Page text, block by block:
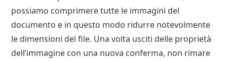
possiamo comprimere tutte le immagini del
documento e in questo modo ridurre notevolmente
le dimensioni del file. Una volta usciti delle proprietà
dell’immagine con una nuova conferma, non rimare